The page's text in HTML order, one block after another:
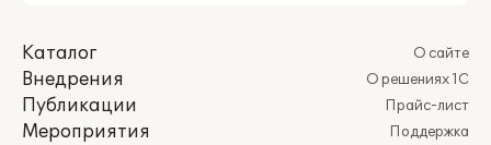
Каталог
Внедрения
Публикации
Мероприятия
О сайте
О решениях 1С
Прайс-лист
Поддержка